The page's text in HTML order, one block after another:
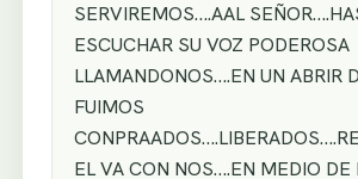
SERVIREMOS….AAL
ESCUCHAR SU VOZ PODEROSA
LLAMANDONOS….EN UN ABRIR
FUIMOS
EL VA CON NOS….EN MEDIO DE